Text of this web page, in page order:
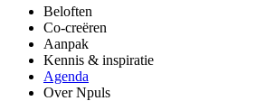
Beloften
Co-creëren
Aanpak
Kennis & inspiratie
Agenda
Over Npuls